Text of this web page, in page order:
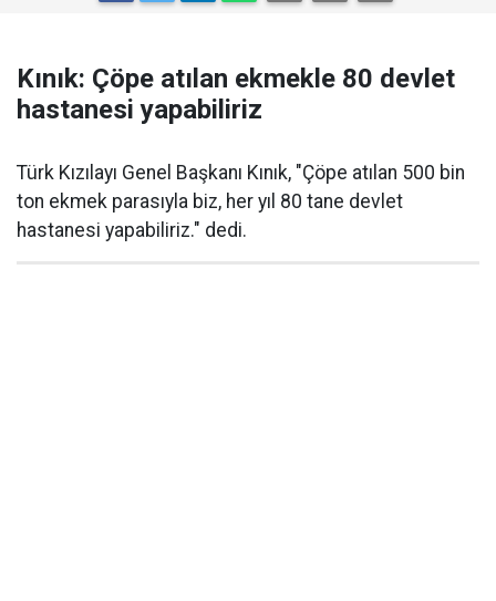
Kınık: Çöpe atılan ekmekle 80 devlet
hastanesi yapabiliriz
Türk Kızılayı Genel Başkanı Kınık, "Çöpe atılan 500 bin
ton ekmek parasıyla biz, her yıl 80 tane devlet
hastanesi yapabiliriz." dedi.